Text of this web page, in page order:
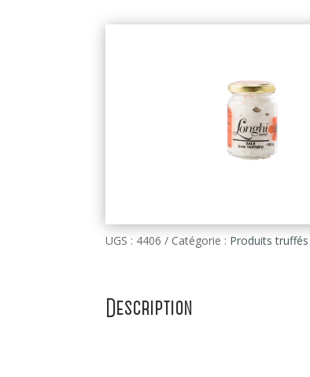
UGS : 4406 Catégorie : Produits truffés
Description